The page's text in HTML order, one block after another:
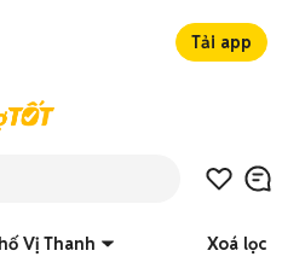
Tải app
Vị Thanh Xoá lọc